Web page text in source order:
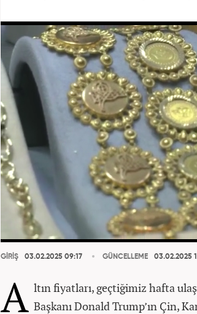
GİRİŞ 03.02.2025 09:17 GÜNCELLEME 03.02.2025
A ltın fiyatları, geçtiğimiz hafta
Başkanı Donald Trump’ın Çin,